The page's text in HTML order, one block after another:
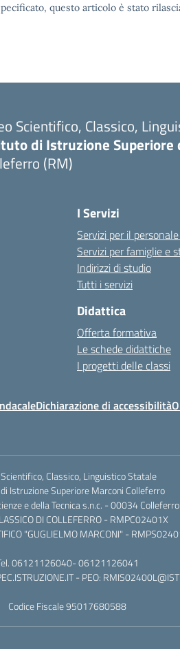
questo articolo è stato
Scientifico, Classico,
di Istruzione Superiore
(RM)
I Servizi
Servizi per il
Servizi per famiglie e
Indirizzi di studio
Tutti i servizi
Didattica
Offerta formativa
Le schede didattiche
I progetti delle classi
Dichiarazione di accessibilità
Classico, Linguistico Statale
Istruzione Superiore Marconi Colleferro
e della Tecnica s.n.c. - 00034
DI COLLEFERRO - RMPC02401X
"GUGLIELMO MARCONI" -
06121126040-06121126041
- PEO:
Codice Fiscale 95017680588